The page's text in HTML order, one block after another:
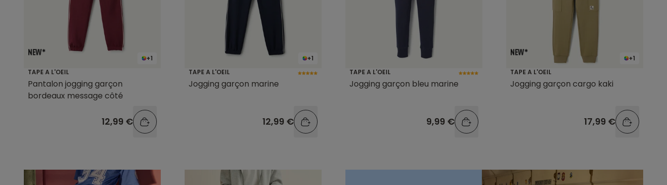
+1
TAPE A L'OEIL
Pantalon jogging garçon
bordeaux message côté
12,99 €
+1
TAPE A L'OEIL
Jogging garçon marine
12,99 €
TAPE A L'OEIL
Jogging garçon bleu marine
9,99 €
+1
TAPE A L'OEIL
Jogging garçon cargo kaki
17,99 €